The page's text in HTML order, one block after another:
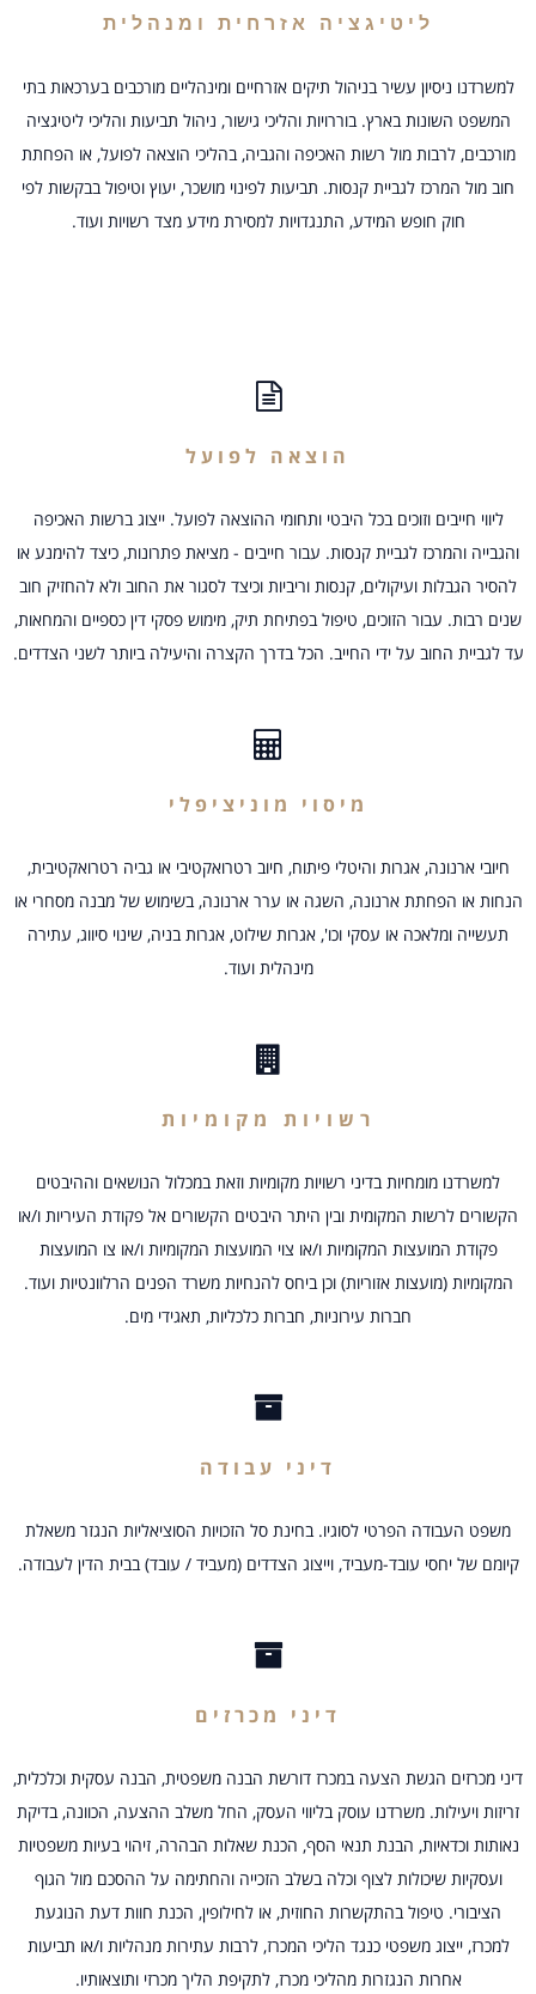
ליטיגציה אזרחית ומנהלית
למשרדנו ניסיון עשיר בניהול תיקים אזרחיים ומינהליים מורכבים בערכאות בתי
המשפט השונות בארץ. בוררויות והליכי גישור, ניהול תביעות והליכי ליטיגציה
מורכבים, לרבות מול רשות האכיפה והגביה, בהליכי הוצאה לפועל, או הפחתת
חוב מול המרכז לגביית קנסות. תביעות לפינוי מושכר, יעוץ וטיפול בבקשות לפי
חוק חופש המידע, התנגדויות למסירת מידע מצד רשויות ועוד.
הוצאה לפועל
ליווי חייבים וזוכים בכל היבטי ותחומי ההוצאה לפועל. ייצוג ברשות האכיפה
והגבייה והמרכז לגביית קנסות. עבור חייבים - מציאת פתרונות, כיצד להימנע או
להסיר הגבלות ועיקולים, קנסות וריביות וכיצד לסגור את החוב ולא להחזיק חוב
שנים רבות. עבור הזוכים, טיפול בפתיחת תיק, מימוש פסקי דין כספיים והמחאות,
עד לגביית החוב על ידי החייב. הכל בדרך הקצרה והיעילה ביותר לשני הצדדים.
מיסוי מוניציפלי
חיובי ארנונה, אגרות והיטלי פיתוח, חיוב רטרואקטיבי או גביה רטרואקטיבית,
הנחות או הפחתת ארנונה, השגה או ערר ארנונה, בשימוש של מבנה מסחרי או
תעשייה ומלאכה או עסקי וכו', אגרות שילוט, אגרות בניה, שינוי סיווג, עתירה
מינהלית ועוד.
רשויות מקומיות
למשרדנו מומחיות בדיני רשויות מקומיות וזאת במכלול הנושאים וההיבטים
הקשורים לרשות המקומית ובין היתר היבטים הקשורים אל פקודת העיריות ו/או
פקודת המועצות המקומיות ו/או צוי המועצות המקומיות ו/או צו המועצות
המקומיות (מועצות אזוריות) וכן ביחס להנחיות משרד הפנים הרלוונטיות ועוד.
חברות עירוניות, חברות כלכליות, תאגידי מים.
דיני עבודה
משפט העבודה הפרטי לסוגיו. בחינת סל הזכויות הסוציאליות הנגזר משאלת
קיומם של יחסי עובד-מעביד, וייצוג הצדדים (מעביד / עובד) בבית הדין לעבודה.
דיני מכרזים
דיני מכרזים הגשת הצעה במכרז דורשת הבנה משפטית, הבנה עסקית וכלכלית,
זריזות ויעילות. משרדנו עוסק בליווי העסק, החל משלב ההצעה, הכוונה, בדיקת
נאותות וכדאיות, הבנת תנאי הסף, הכנת שאלות הבהרה, זיהוי בעיות משפטיות
ועסקיות שיכולות לצוף וכלה בשלב הזכייה והחתימה על ההסכם מול הגוף
הציבורי. טיפול בהתקשרות החוזית, או לחילופין, הכנת חוות דעת הנוגעת
למכרז, ייצוג משפטי כנגד הליכי המכרז, לרבות עתירות מנהליות ו/או תביעות
אחרות הנגזרות מהליכי מכרז, לתקיפת הליך מכרזי ותוצאותיו.